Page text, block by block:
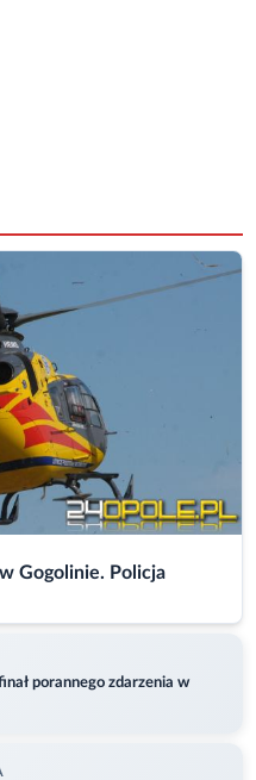
Gogolinie. Policja
porannego zdarzenia w